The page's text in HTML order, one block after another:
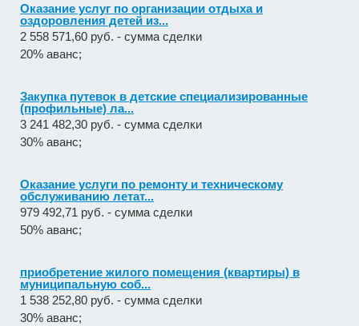
Оказание услуг по организации отдыха и
оздоровления детей из...
2 558 571,60 руб. - сумма сделки
20% аванс;
Закупка путевок в детские специализированные
(профильные) ла...
3 241 482,30 руб. - сумма сделки
30% аванс;
Оказание услуги по ремонту и техническому
обслуживанию летат...
979 492,71 руб. - сумма сделки
50% аванс;
приобретение жилого помещения (квартиры) в
муниципальную соб...
1 538 252,80 руб. - сумма сделки
30% аванс;